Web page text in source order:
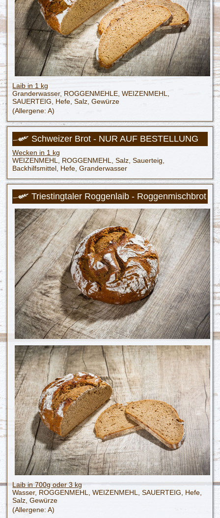
Laib in 1 kg
Granderwasser, ROGGENMEHLE, WEIZENMEHL,
SAUERTEIG, Hefe, Salz, Gewürze
(Allergene: A)
Schweizer Brot - NUR AUF BESTELLUNG
Wecken in 1 kg
WEIZENMEHL, ROGGENMEHL, Salz, Sauerteig,
Backhilfsmittel, Hefe, Granderwasser
Triestingtaler Roggenlaib - Roggenmischbrot
Laib in 700g oder 3 kg
Wasser, ROGGENMEHL, WEIZENMEHL, SAUERTEIG, Hefe,
Salz, Gewürze
(Allergene: A)